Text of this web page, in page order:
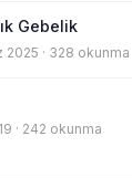
Gebelik
2025 · 328 okunma
· 242 okunma